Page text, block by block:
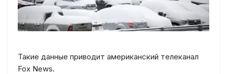
Такие данные приводит американский телеканал
Fox News.